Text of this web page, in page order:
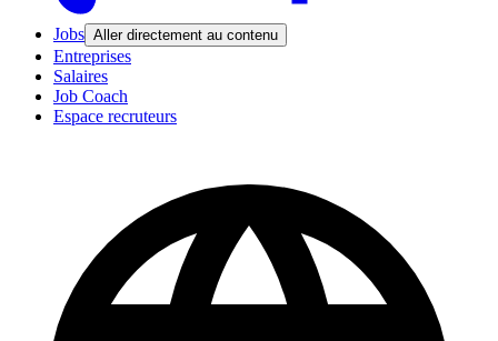
Jobs Aller directement au contenu
Entreprises
Salaires
Job Coach
Espace recruteurs